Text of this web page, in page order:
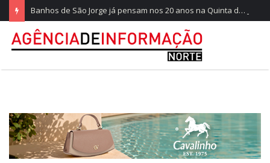
Banhos de São Jorge já pensam nos 20 anos na Quinta do Castelo